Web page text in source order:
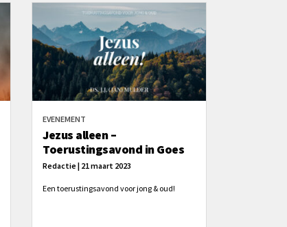
EVENEMENT
Jezus alleen –
Toerustingsavond in Goes
Redactie | 21 maart 2023
Een toerustingsavond voor jong & oud!